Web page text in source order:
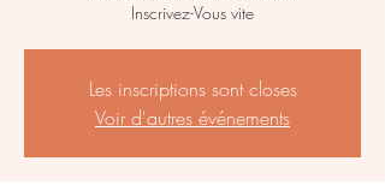
Inscrivez-Vous vite
Les inscriptions sont closes
Voir d'autres événements